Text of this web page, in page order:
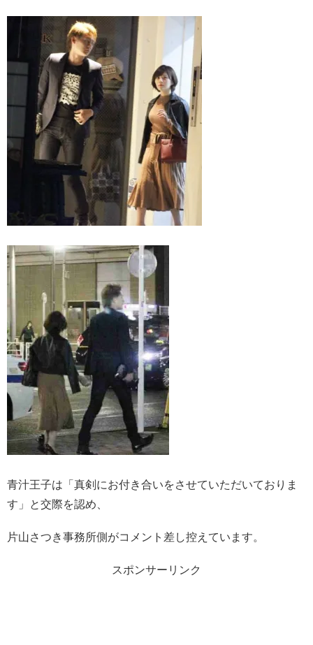
青汁王子は「真剣にお付き合いをさせていただいておりま
す」と交際を認め、
片山さつき事務所側がコメント差し控えています。
スポンサーリンク